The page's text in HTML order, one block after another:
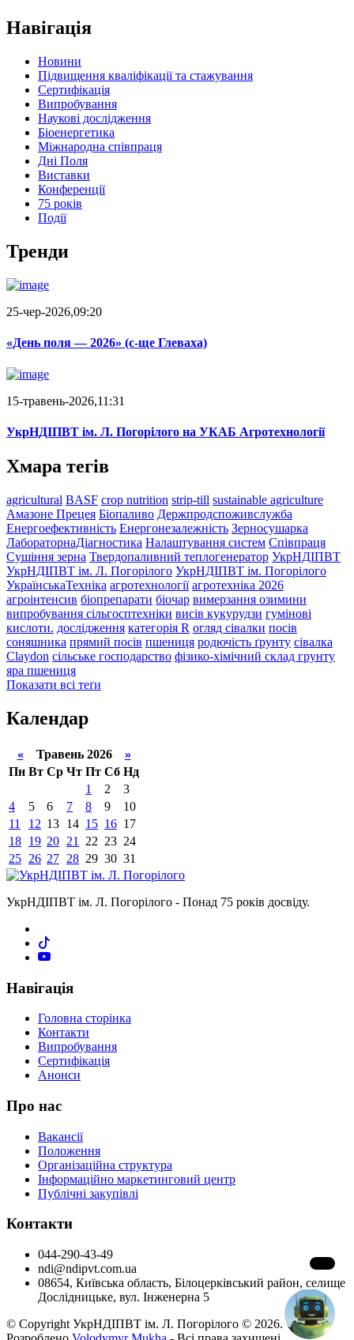
Навігація
Новини
Підвищення кваліфікації та стажування
Сертифікація
Випробування
Наукові дослідження
Біоенергетика
Міжнародна співпраця
Дні Поля
Виставки
Конференції
75 років
Події
Тренди
25-чер-2026,09:20
«День поля — 2026» (c-ще Глеваха)
15-травень-2026,11:31
УкрНДІПВТ ім. Л. Погорілого на УКАБ Агротехнології
Хмара тегів
agricultural BASF crop nutrition strip-till sustainable agriculture
Амазоне Прецея Біопаливо Держпродспоживслужба
Енергоефективність Енергонезалежність Зерносушарка
ЛабораторнаДіагностика Налаштування систем Співпраця
Сушіння зерна Твердопаливний теплогенератор УкрНДІПВТ
УкрНДІПВТ ім. Л. Погорілого УкрНДІПВТ ім. Погорілого
УкраїнськаТехніка агротехнології агротехніка 2026
агроінтенсив біопрепарати біочар вимерзання озимини
випробування сільгосптехніки висів кукурудзи гумінові
кислоти. дослідження категорія R огляд сівалки посів
соняшника прямий посів пшениця родючість ґрунту сівалка
Claydon сільське господарство фізико-хімічний склад грунту
яра пшениця
Показати всі теґи
Календар
«Травень 2026 »
Пн Вт Ср Чт Пт Сб Нд
1
2
3
4
5 6 7 8 9
10
11
12 13 14 15 16 17
18 19 20 21 22 23 24
25 26 27 28 29 30 31
УкрНДІПВТ ім. Л. Погорілого - Понад 75 років досвіду.
Навігація
Головна сторінка
Контакти
Випробування
Сертифікація
Анонси
Про нас
Вакансії
Положення
Організаційна структура
Інформаційно маркетинговий центр
Публічні закупівлі
Контакти
044-290-43-49
ndi@ndipvt.com.ua
08654, Київська область, Білоцерківський район, селище
Дослідницьке, вул. Інженерна 5
© Copyright УкрНДІПВТ ім. Л. Погорілого © 2026.